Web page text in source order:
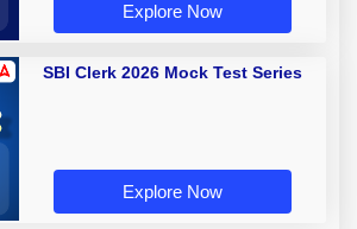
Explore Now
SBI Clerk 2026 Mock Test Series
Explore Now